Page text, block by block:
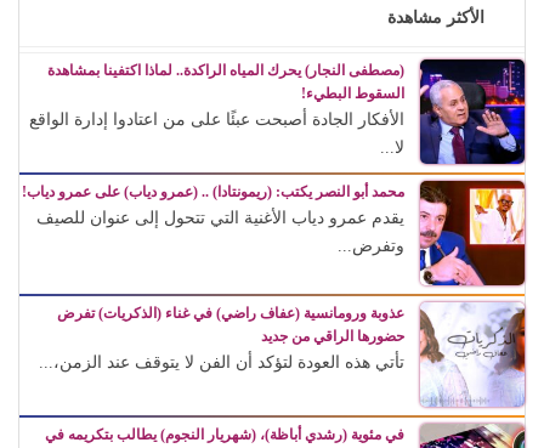
الأكثر مشاهدة
(مصطفى النجار) يحرك المياه الراكدة.. لماذا اكتفينا بمشاهدة
السقوط البطيء!
الأفكار الجادة أصبحت عبئًا على من اعتادوا إدارة الواقع
لا...
محمد أبو النصر يكتب: (ريمونتادا) .. (عمرو دياب) على عمرو دياب!
يقدم عمرو دياب الأغنية التي تتحول إلى عنوان للصيف
وتفرض...
عذوبة ورومانسية (عفاف راضي) في غناء (الذكريات) تفرض
حضورها الراقي من جديد
تأتي هذه العودة لتؤكد أن الفن لا يتوقف عند الزمن،...
في مئوية (رشدي أباظة)، (شهريار النجوم) يطالب بتكريمه في